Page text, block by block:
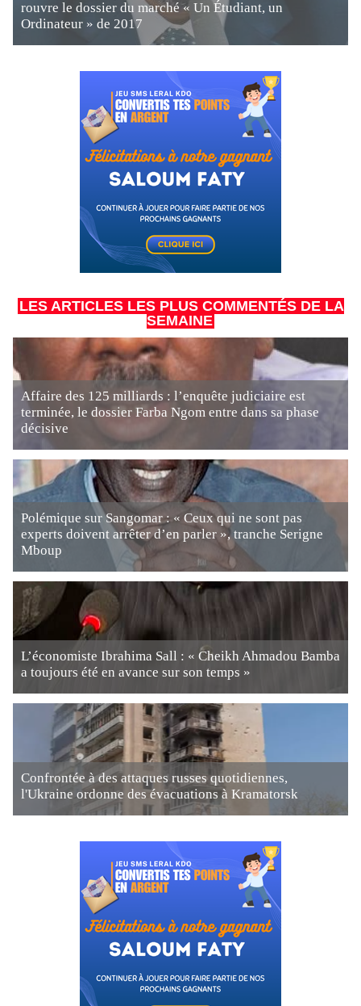
rouvre le dossier du marché « Un Étudiant, un
Ordinateur » de 2017
LES ARTICLES LES PLUS COMMENTÉS DE LA
SEMAINE
Affaire des 125 milliards : l’enquête judiciaire est
terminée, le dossier Farba Ngom entre dans sa phase
décisive
Polémique sur Sangomar : « Ceux qui ne sont pas
experts doivent arrêter d’en parler », tranche Serigne
Mboup
L’économiste Ibrahima Sall : « Cheikh Ahmadou Bamba
a toujours été en avance sur son temps »
Confrontée à des attaques russes quotidiennes,
l'Ukraine ordonne des évacuations à Kramatorsk